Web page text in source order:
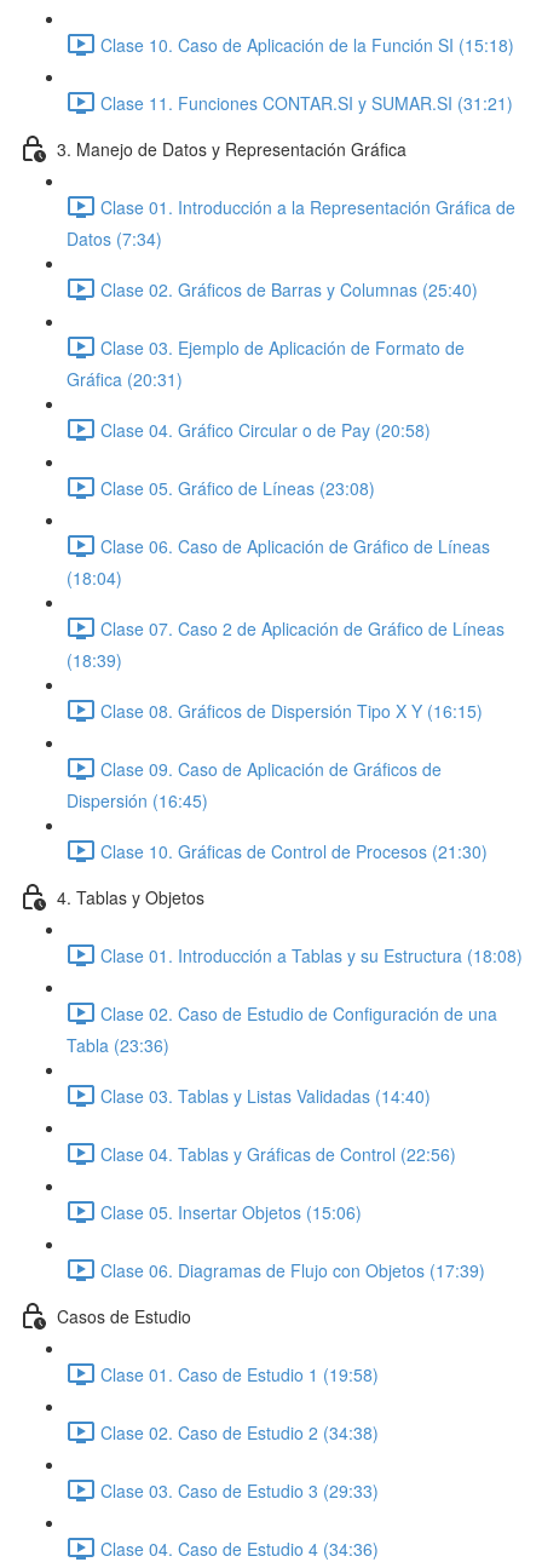
Clase 10. Caso de Aplicación de la Función SI (15:18)
Clase 11. Funciones CONTAR.SI y SUMAR.SI (31:21)
3. Manejo de Datos y Representación Gráfica
Clase 01. Introducción a la Representación Gráfica de
Datos (7:34)
Clase 02. Gráficos de Barras y Columnas (25:40)
Clase 03. Ejemplo de Aplicación de Formato de
Gráfica (20:31)
Clase 04. Gráfico Circular o de Pay (20:58)
Clase 05. Gráfico de Líneas (23:08)
Clase 06. Caso de Aplicación de Gráfico de Líneas
(18:04)
Clase 07. Caso 2 de Aplicación de Gráfico de Líneas
(18:39)
Clase 08. Gráficos de Dispersión Tipo X Y (16:15)
Clase 09. Caso de Aplicación de Gráficos de
Dispersión (16:45)
Clase 10. Gráficas de Control de Procesos (21:30)
4. Tablas y Objetos
Clase 01. Introducción a Tablas y su Estructura (18:08)
Clase 02. Caso de Estudio de Configuración de una
Tabla (23:36)
Clase 03. Tablas y Listas Validadas (14:40)
Clase 04. Tablas y Gráficas de Control (22:56)
Clase 05. Insertar Objetos (15:06)
Clase 06. Diagramas de Flujo con Objetos (17:39)
Casos de Estudio
Clase 01. Caso de Estudio 1 (19:58)
Clase 02. Caso de Estudio 2 (34:38)
Clase 03. Caso de Estudio 3 (29:33)
Clase 04. Caso de Estudio 4 (34:36)